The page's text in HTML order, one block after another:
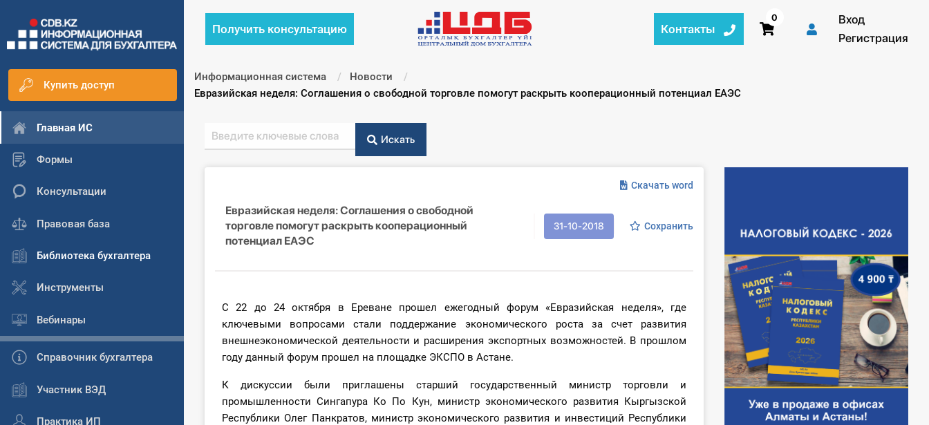
Купить доступ
Главная ИС
Формы
Консультации
Правовая база
Библиотека бухгалтера
Инструменты
Вебинары
Справочник бухгалтера
Участник ВЭД
Практика ИП
Получить консультацию Контакты
0
Вход
Регистрация
Информационная система
Новости
Текущий:
Евразийская неделя: Соглашения о свободной торговле помогут раскрыть кооперационный потенциал ЕАЭС
Искать
Скачать word
Евразийская неделя: Соглашения о свободной
торговле помогут раскрыть кооперационный
потенциал ЕАЭС
31-10-2018 Сохранить
С 22 до 24 октября в Ереване прошел ежегодный форум «Евразийская неделя», где
ключевыми вопросами стали поддержание экономического роста за счет развития
внешнеэкономической деятельности и расширения экспортных возможностей. В прошлом
году данный форум прошел на площадке ЭКСПО в Астане.
​​К дискуссии были приглашены старший государственный министр торговли и
промышленности Сингапура Ко По Кун, министр экономического развития Кыргызской
Республики Олег Панкратов, министр экономического развития и инвестиций Республики